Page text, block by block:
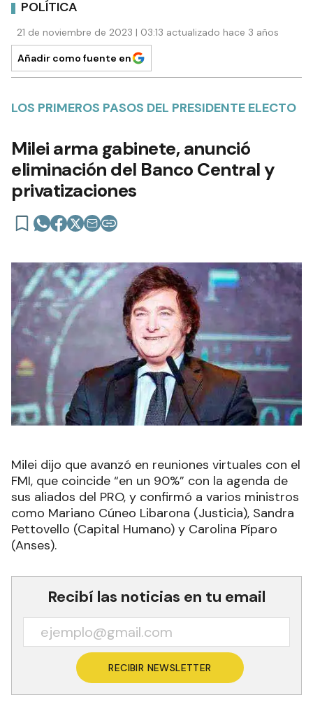
POLÍTICA
21 de noviembre de 2023 | 03:13 actualizado hace 3 años
Añadir como fuente en
LOS PRIMEROS PASOS DEL PRESIDENTE ELECTO
Milei arma gabinete, anunció
eliminación del Banco Central y
privatizaciones
Milei dijo que avanzó en reuniones virtuales con el
FMI, que coincide “en un 90%” con la agenda de
sus aliados del PRO, y confirmó a varios ministros
como Mariano Cúneo Libarona (Justicia), Sandra
Pettovello (Capital Humano) y Carolina Píparo
(Anses).
Recibí las noticias en tu email
RECIBIR NEWSLETTER